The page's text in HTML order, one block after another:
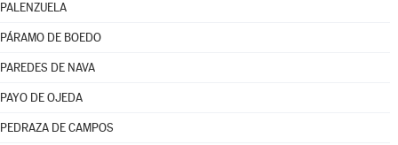
PALENZUELA
PÁRAMO DE BOEDO
PAREDES DE NAVA
PAYO DE OJEDA
PEDRAZA DE CAMPOS